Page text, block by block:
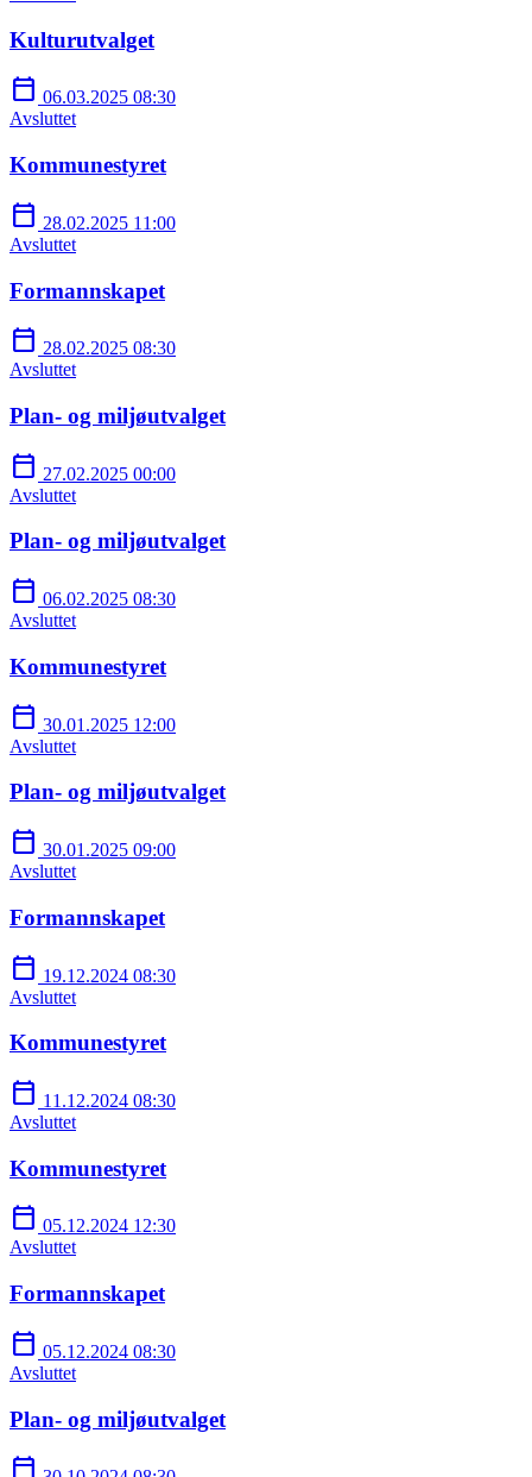
Kulturutvalget
calendar_today 06.03.2025 08:30
Avsluttet
Kommunestyret
calendar_today 28.02.2025 11:00
Avsluttet
Formannskapet
calendar_today 28.02.2025 08:30
Avsluttet
Plan- og miljøutvalget
calendar_today 27.02.2025 00:00
Avsluttet
Plan- og miljøutvalget
calendar_today 06.02.2025 08:30
Avsluttet
Kommunestyret
calendar_today 30.01.2025 12:00
Avsluttet
Plan- og miljøutvalget
calendar_today 30.01.2025 09:00
Avsluttet
Formannskapet
calendar_today 19.12.2024 08:30
Avsluttet
Kommunestyret
calendar_today 11.12.2024 08:30
Avsluttet
Kommunestyret
calendar_today 05.12.2024 12:30
Avsluttet
Formannskapet
calendar_today 05.12.2024 08:30
Avsluttet
Plan- og miljøutvalget
calendar_today